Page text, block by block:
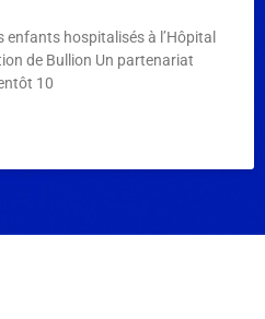
enfants hospitalisés à l’Hôpital
de Bullion Un partenariat
10